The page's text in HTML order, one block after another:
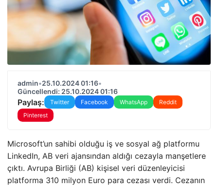
admin•25.10.2024 01:16•
Güncellendi: 25.10.2024 01:16
Paylaş: Twitter Facebook WhatsApp
Reddit
Pinterest
Microsoft’un sahibi olduğu iş ve sosyal ağ platformu
LinkedIn, AB veri ajansından aldığı cezayla manşetlere
çıktı. Avrupa Birliği (AB) kişisel veri düzenleyicisi
platforma 310 milyon Euro para cezası verdi. Cezanın